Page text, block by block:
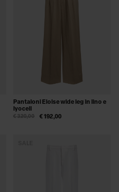
Pantaloni Eloise wide leg in lino e
lyocell
€ 192,00
€ 320,00